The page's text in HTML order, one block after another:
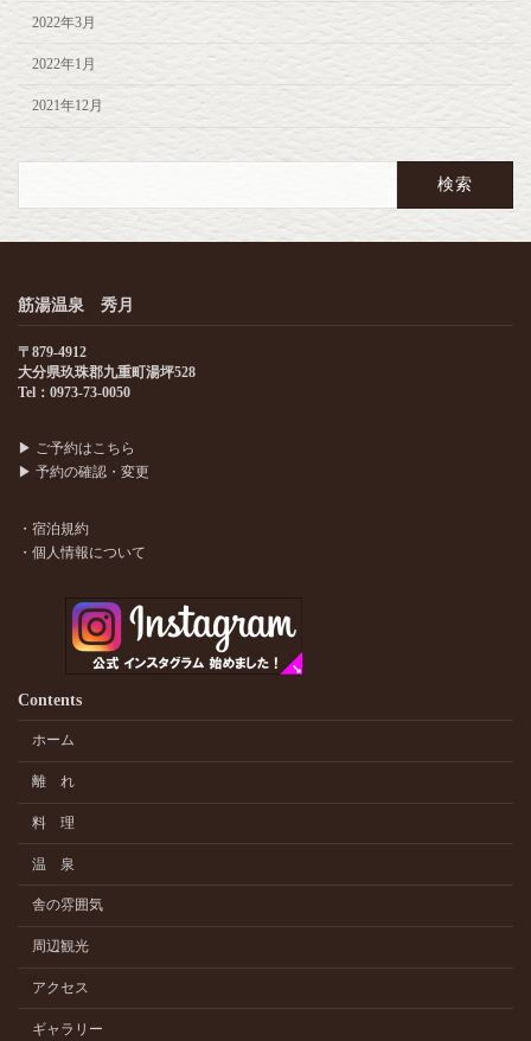
2022年3月
2022年1月
2021年12月
筋湯温泉 秀月
〒879-4912
大分県玖珠郡九重町湯坪528
Tel：0973-73-0050
▶ ご予約はこちら
▶ 予約の確認・変更
・宿泊規約
・個人情報について
Contents
ホーム
離 れ
料 理
温 泉
舎の雰囲気
周辺観光
アクセス
ギャラリー